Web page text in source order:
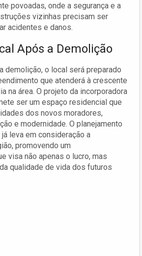
povoadas, onde a segurança e a
vizinhas precisam ser
acidentes e danos.
Após a Demolição
demolição, o local será preparado
que atenderá à crescente
na área. O projeto da incorporadora
ser um espaço residencial que
dos novos moradores,
e modernidade. O planejamento
leva em consideração a
promovendo um
visa não apenas o lucro, mas
qualidade de vida dos futuros